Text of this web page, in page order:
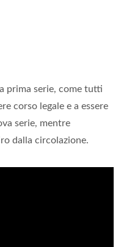
prima serie, come tutti
corso legale e a essere
serie, mentre
dalla circolazione.